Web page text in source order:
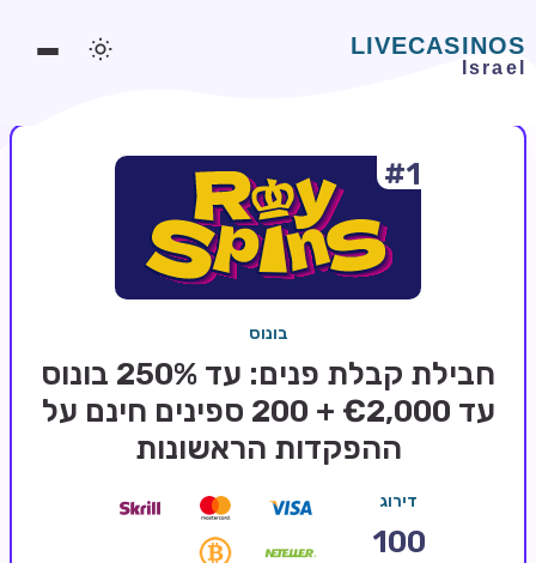
משחקים אונליין
משחקים חינמיים
בלאקג'ק אונליין
בונוסים בקזינו אונליין
#1
בונוס
חבילת קבלת פנים: עד 250% בונוס
עד €2,000 + 200 ספינים חינם על
ההפקדות הראשונות
דירוג
100